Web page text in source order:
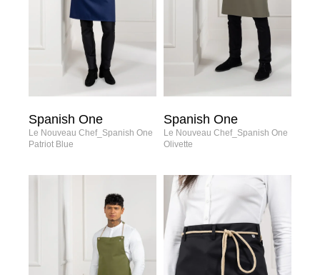
Spanish One
Le Nouveau Chef_Spanish One
Patriot Blue
Spanish One
Le Nouveau Chef_Spanish One
Olivette